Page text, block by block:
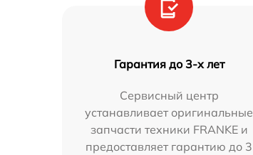
Гарантия до 3-х лет
Сервисный центр
устанавливает оригинальные
запчасти техники FRANKE и
предоставляет гарантию до 3